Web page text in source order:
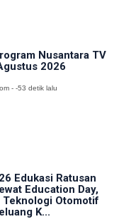
Nusantara TV
2026
- -53 detik lalu
Edukasi Ratusan
Education Day,
Teknologi Otomotif
K...